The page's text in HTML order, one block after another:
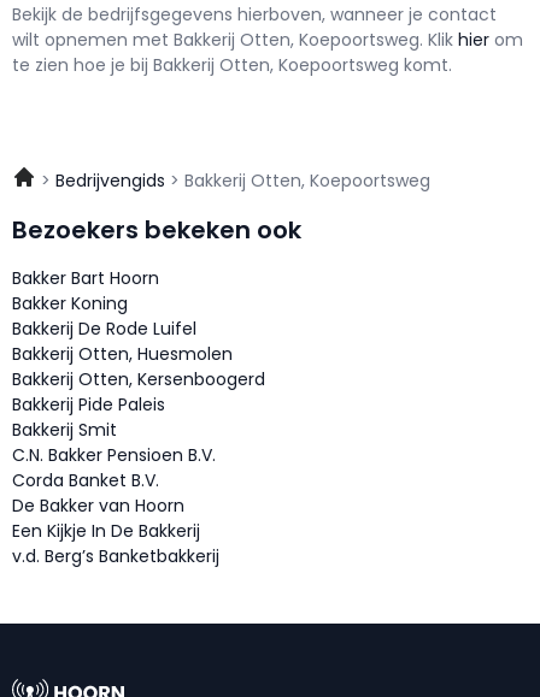
Bekijk de bedrijfsgegevens hierboven, wanneer je contact
wilt opnemen met Bakkerij Otten, Koepoortsweg. Klik hier om
te zien hoe je bij Bakkerij Otten, Koepoortsweg komt.
Bedrijvengids Bakkerij Otten, Koepoortsweg
Bezoekers bekeken ook
Bakker Bart Hoorn
Bakker Koning
Bakkerij De Rode Luifel
Bakkerij Otten, Huesmolen
Bakkerij Otten, Kersenboogerd
Bakkerij Pide Paleis
Bakkerij Smit
C.N. Bakker Pensioen B.V.
Corda Banket B.V.
De Bakker van Hoorn
Een Kijkje In De Bakkerij
v.d. Berg’s Banketbakkerij